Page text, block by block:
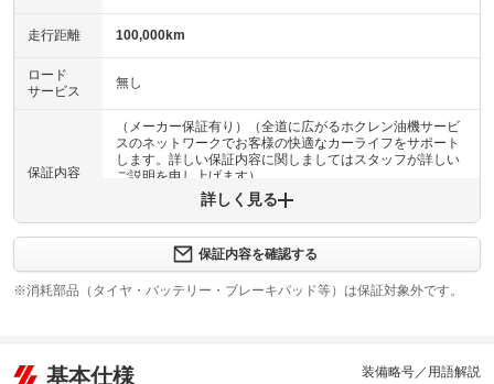
走行距離 100,000km
ロード
サービス
無し
保証内容
（メーカー保証有り）（全道に広がるホクレン油機サービ
スのネットワークでお客様の快適なカーライフをサポート
します。詳しい保証内容に関しましてはスタッフが詳しい
ご説明を申し上げます）
詳しく見る
保証内容を確認する
※消耗部品（タイヤ・バッテリー・ブレーキパッド等）は保証対象外です。
基本仕様 装備略号／用語解説